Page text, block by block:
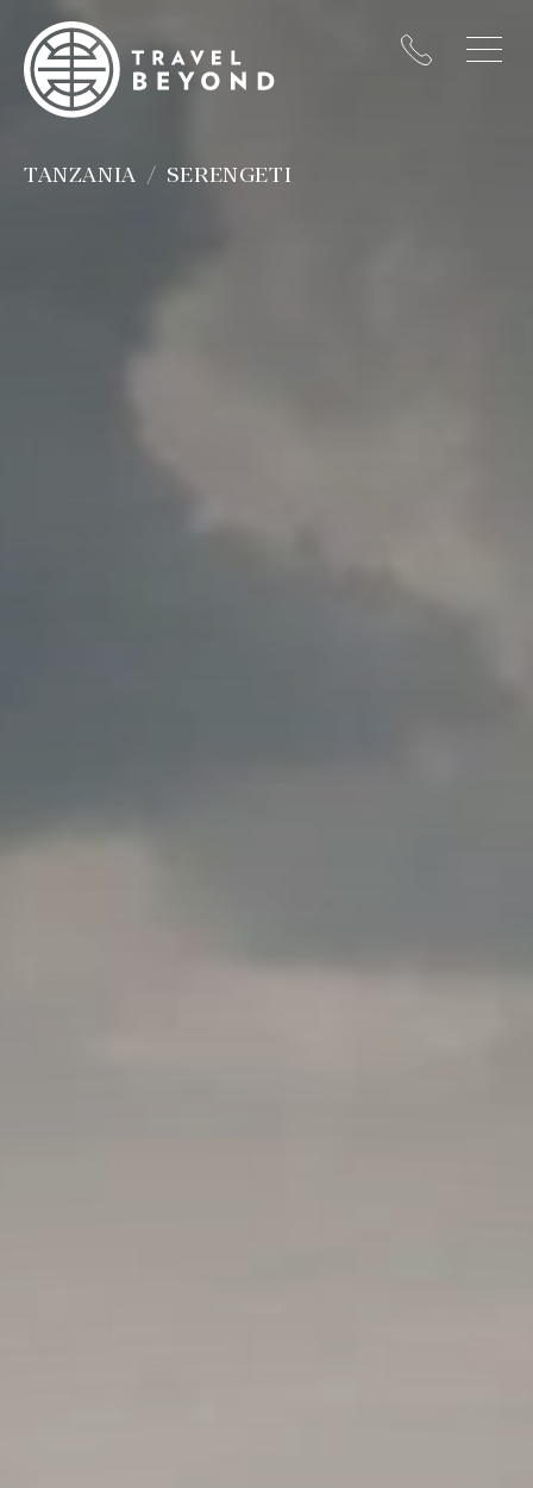
TANZANIA SERENGETI